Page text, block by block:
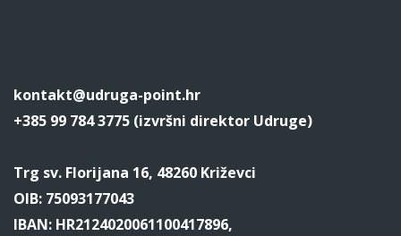
kontakt@udruga-point.hr
+385 99 784 3775 (izvršni direktor Udruge)
Trg sv. Florijana 16, 48260 Križevci
OIB: 75093177043
IBAN: HR2124020061100417896,